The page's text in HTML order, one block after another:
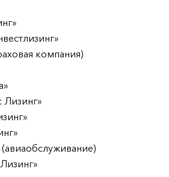
компания)